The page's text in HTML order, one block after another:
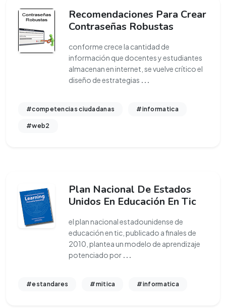
Recomendaciones Para Crear
Contraseñas Robustas
conforme crece la cantidad de
información que docentes y estudiantes
almacenan en internet, se vuelve crítico el
diseño de estrategias ...
#competencias ciudadanas #informatica
#web2
Plan Nacional De Estados
Unidos En Educación En Tic
el plan nacional estadounidense de
educación en tic, publicado a finales de
2010, plantea un modelo de aprendizaje
potenciado por ...
#estandares #mitica #informatica